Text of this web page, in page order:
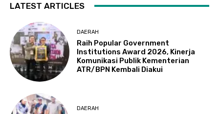
LATEST ARTICLES
DAERAH
Raih Popular Government
Institutions Award 2026, Kinerja
Komunikasi Publik Kementerian
ATR/BPN Kembali Diakui
DAERAH